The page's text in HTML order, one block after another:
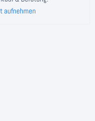
aufnehmen